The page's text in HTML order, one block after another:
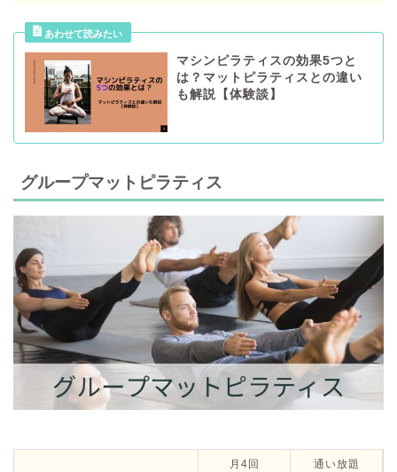
マシンピラティスの効果5つと
は？マットピラティスとの違い
も解説【体験談】
グループマットピラティス
月4回 通い放題